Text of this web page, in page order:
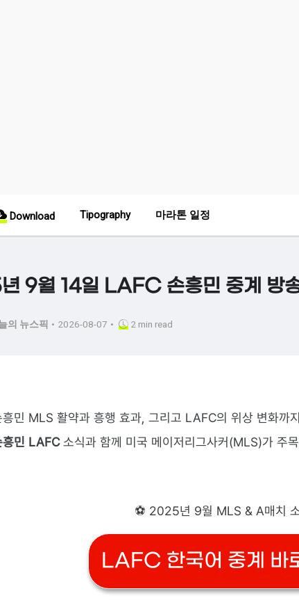
Download Tipography 마라톤 일정
9월 14일 LAFC 손흥민 중계 방
의 뉴스픽 • 2026-08-07 • 2 min read
흥민 MLS 활약과 흥행 효과, 그리고 LAFC의 위상 변화까
흥민 LAFC소식과 함께 미국 메이저리그사커(MLS)가 주
⚽ 2025년 9월 MLS & A매치
LAFC 한국어 중계 바